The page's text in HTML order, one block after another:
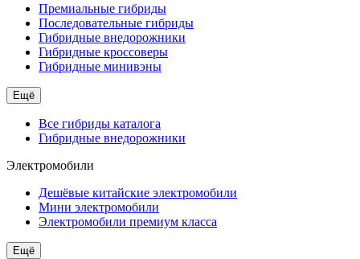
Премиальные гибриды
Последовательные гибриды
Гибридные внедорожники
Гибридные кроссоверы
Гибридные минивэны
Ещё
Все гибриды каталога
Гибридные внедорожники
Электромобили
Дешёвые китайские электромобили
Мини электромобили
Электромобили премиум класса
Ещё